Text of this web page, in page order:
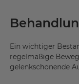
Ein wichtiger
regelmäßige
gelenkschonende